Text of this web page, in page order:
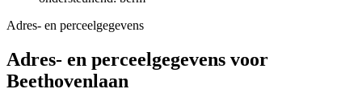
Adres- en perceelgegevens
Adres- en perceelgegevens voor
Beethovenlaan